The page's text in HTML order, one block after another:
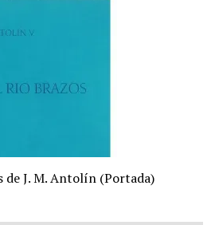
de J. M. Antolín (Portada)